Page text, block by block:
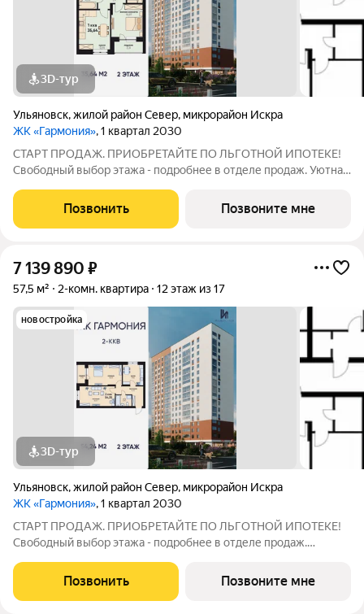
3D-тур
Ульяновск,жилой район Север, микрорайон Искра
ЖК «Гармония», 1 квартал 2030
СТАРТ ПРОДАЖ. ПРИОБРЕТАЙТЕ ПО ЛЬГОТНОЙ ИПОТЕКЕ!
Свободный выбор этажа - подробнее в отделе продаж. Уютная
тех, кто ценит комфорт и функциональность: продуманная
Позвонить Позвоните мне
7 139 890 ₽
57,5 м² 2-комн. квартира 12 этаж из 17
новостройка
3D-тур
Ульяновск,жилой район Север, микрорайон Искра
ЖК «Гармония», 1 квартал 2030
СТАРТ ПРОДАЖ. ПРИОБРЕТАЙТЕ ПО ЛЬГОТНОЙ ИПОТЕКЕ!
Свободный выбор этажа - подробнее в отделе продаж.
решение для молодой семьи или тех, кто ценит комфорт и
функциональность: отдельная спальня
Позвонить Позвоните мне